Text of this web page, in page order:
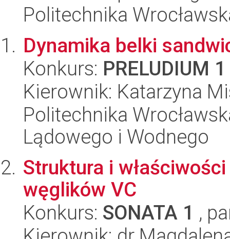
Politechnika
Dynamika belki
Konkurs: PRELUDIUM 1
Kierownik: Katarzyna
Politechnika
Lądowego i Wodnego
Struktura i
węglików VC
Konkurs: SONATA 1 ,